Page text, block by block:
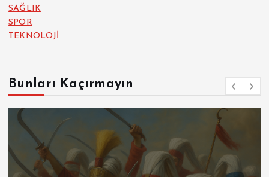
SAĞLIK
SPOR
TEKNOLOJİ
Bunları Kaçırmayın